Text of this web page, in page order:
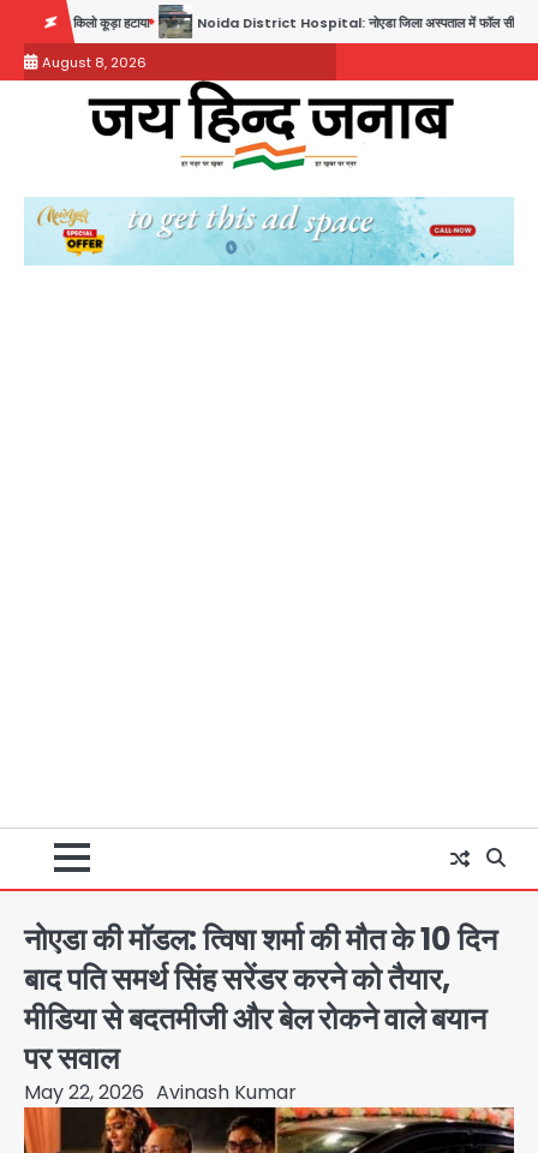
content
Noida District Hospital: नोएडा जिला अस्पताल में फॉल सीलिंग गिरी, गायनो OT गैलरी में बड़ा हादसा
August 8, 2026
नोएडा की मॉडल: त्विषा शर्मा की मौत के 10 दिन
बाद पति समर्थ सिंह सरेंडर करने को तैयार,
मीडिया से बदतमीजी और बेल रोकने वाले बयान
पर सवाल
May 22, 2026 Avinash Kumar